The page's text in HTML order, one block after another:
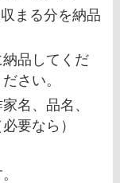
まる分を納品
品してくだ
さい。
名、品名、
要なら）